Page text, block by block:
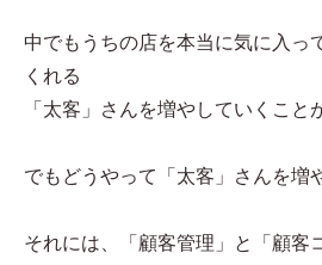
中でもうちの店を本当に気に入っ
くれる
「太客」さんを増やしていくこと
でもどうやって「太客」さんを増
それには、「顧客管理」と「顧客